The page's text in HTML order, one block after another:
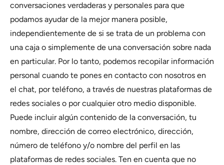
conversaciones verdaderas y personales para que
podamos ayudar de la mejor manera posible,
independientemente de si se trata de un problema con
una caja o simplemente de una conversación sobre nada
en particular. Por lo tanto, podemos recopilar información
personal cuando te pones en contacto con nosotros en
el chat, por teléfono, a través de nuestras plataformas de
redes sociales o por cualquier otro medio disponible.
Puede incluir algún contenido de la conversación, tu
nombre, dirección de correo electrónico, dirección,
número de teléfono y/o nombre del perfil en las
plataformas de redes sociales. Ten en cuenta que no